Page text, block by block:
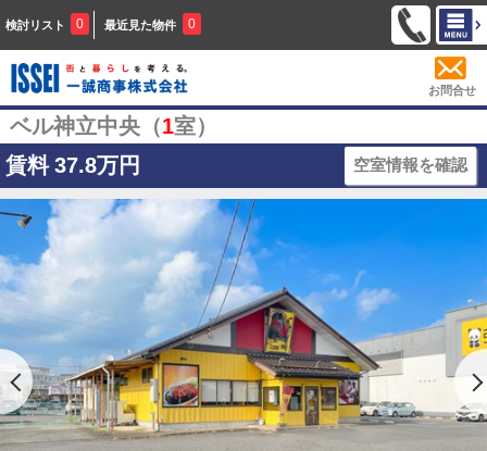
検討リスト 0 最近見た物件 0
お問合せ
ベル神立中央（1室）
賃料 37.8万円 空室情報を確認